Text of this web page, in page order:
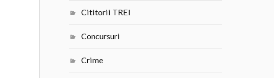
Cititorii TREI
Concursuri
Crime